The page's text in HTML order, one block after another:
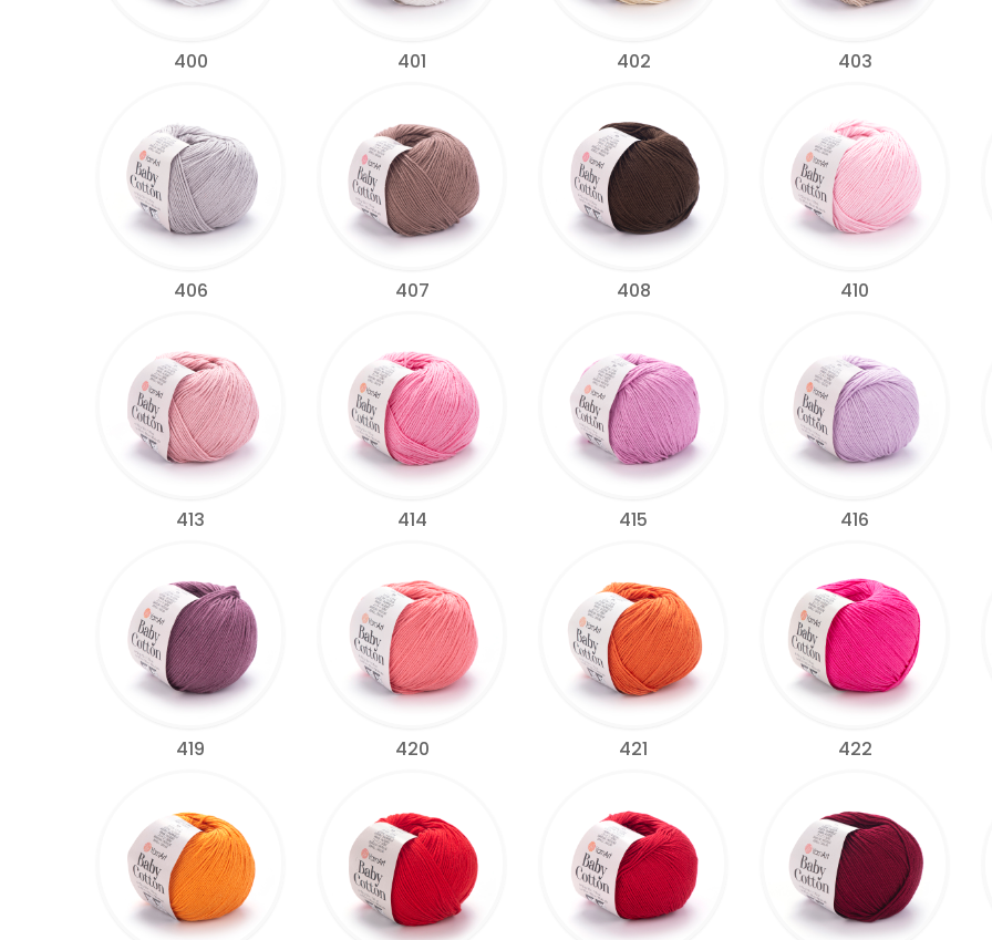
400 401 402 403
406 407 408 410
413 414 415 416
419 420 421 422